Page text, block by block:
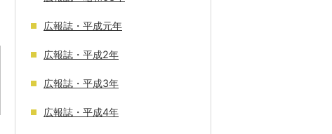
広報誌・平成元年
広報誌・平成2年
広報誌・平成3年
広報誌・平成4年